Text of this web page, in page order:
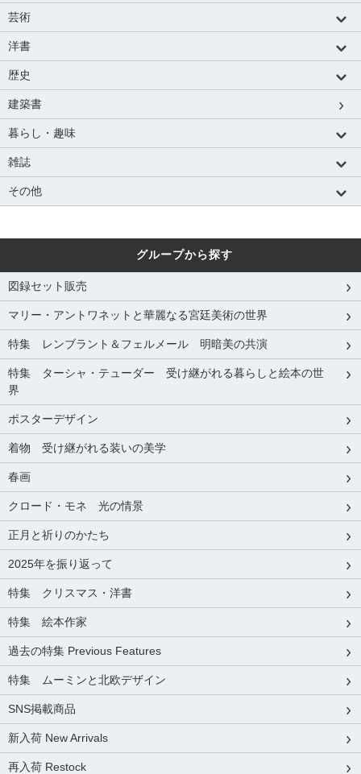
芸術
洋書
歴史
建築書
暮らし・趣味
雑誌
その他
グループから探す
図録セット販売
マリー・アントワネットと華麗なる宮廷美術の世界
特集 レンブラント＆フェルメール 明暗美の共演
特集 ターシャ・テューダー 受け継がれる暮らしと絵本の世
界
ポスターデザイン
着物 受け継がれる装いの美学
春画
クロード・モネ 光の情景
正月と祈りのかたち
2025年を振り返って
特集 クリスマス・洋書
特集 絵本作家
過去の特集 Previous Features
特集 ムーミンと北欧デザイン
SNS掲載商品
新入荷 New Arrivals
再入荷 Restock